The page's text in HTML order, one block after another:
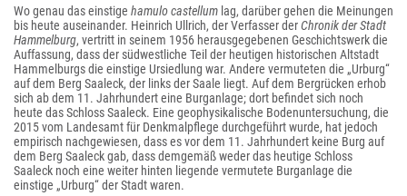
Wo genau das einstige hamulo castellum lag, darüber gehen die Meinungen
bis heute auseinander. Heinrich Ullrich, der Verfasser derChronik der Stadt
Hammelburg, vertritt in seinem 1956 herausgegebenen Geschichtswerk die
Auffassung, dass der südwestliche Teil der heutigen historischen Altstadt
Hammelburgs die einstige Ursiedlung war. Andere vermuteten die „Urburg“
auf dem Berg Saaleck, der links der Saale liegt. Auf dem Bergrücken erhob
sich ab dem 11. Jahrhundert eine Burganlage; dort befindet sich noch
heute das Schloss Saaleck. Eine geophysikalische Bodenuntersuchung, die
2015 vom Landesamt für Denkmalpflege durchgeführt wurde, hat jedoch
empirisch nachgewiesen, dass es vor dem 11. Jahrhundert keine Burg auf
dem Berg Saaleck gab, dass demgemäß weder das heutige Schloss
Saaleck noch eine weiter hinten liegende vermutete Burganlage die
einstige „Urburg“ der Stadt waren.